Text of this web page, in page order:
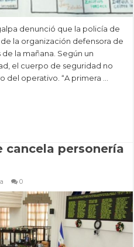
denunció que la policía de
la organización defensora de
la mañana. Según un
el cuerpo de seguridad no
operativo. “A primera …
cancela personería
0